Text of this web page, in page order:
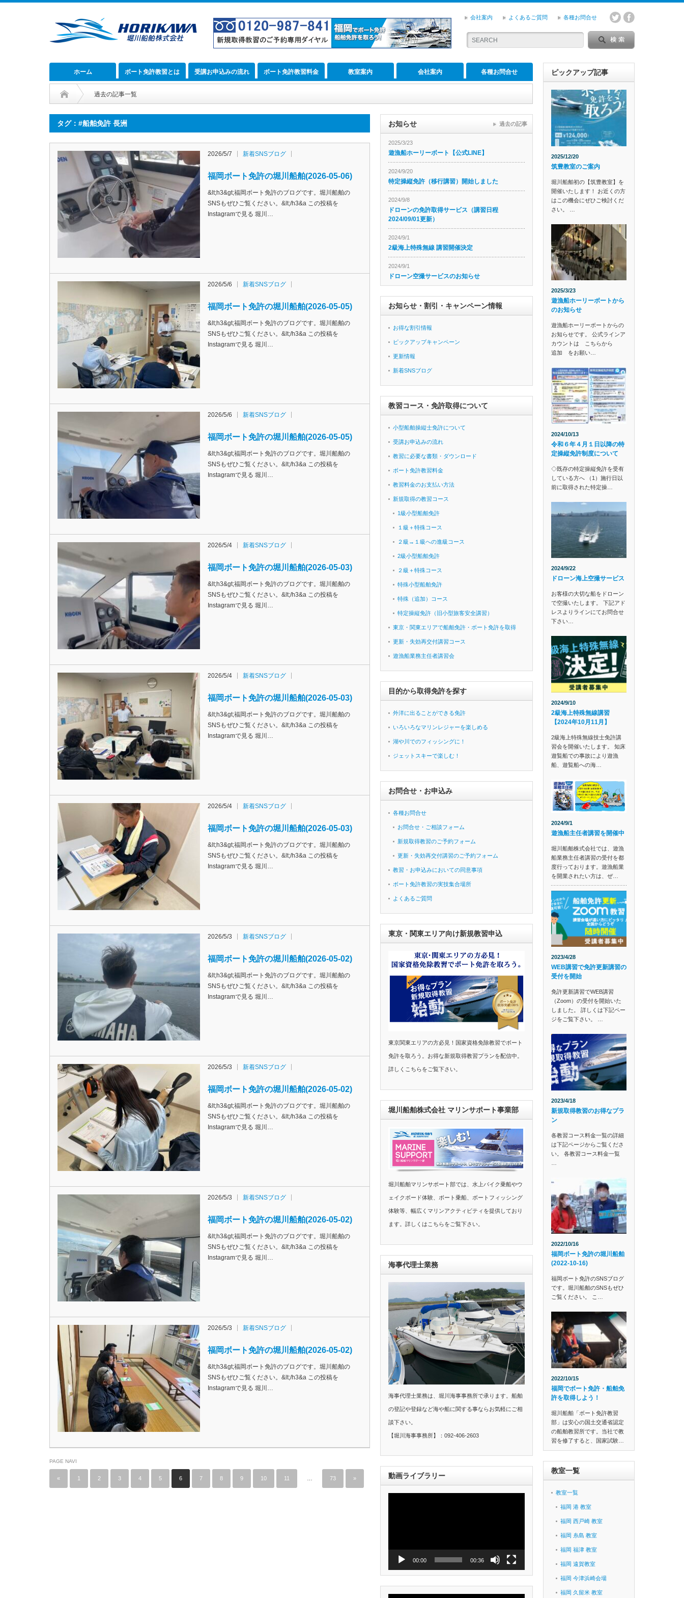
会社案内 よくあるご質問 各種お問合せ
ホーム ボート免許教習とは 受講お申込みの流れ ボート免許教習料金 教室案内 会社案内 各種お問合せ
過去の記事一覧
タグ：#船舶免許 長洲
2026/5/7 新着SNSブログ
福岡ボート免許の堀川船舶(2026-05-06)
&lt;h3&gt;福岡ボート免許のブログです。堀川船舶の
SNSもぜひご覧ください。&lt;/h3&a この投稿を
Instagramで見る 堀川…
2026/5/6 新着SNSブログ
福岡ボート免許の堀川船舶(2026-05-05)
&lt;h3&gt;福岡ボート免許のブログです。堀川船舶の
SNSもぜひご覧ください。&lt;/h3&a この投稿を
Instagramで見る 堀川…
2026/5/6 新着SNSブログ
福岡ボート免許の堀川船舶(2026-05-05)
&lt;h3&gt;福岡ボート免許のブログです。堀川船舶の
SNSもぜひご覧ください。&lt;/h3&a この投稿を
Instagramで見る 堀川…
2026/5/4 新着SNSブログ
福岡ボート免許の堀川船舶(2026-05-03)
&lt;h3&gt;福岡ボート免許のブログです。堀川船舶の
SNSもぜひご覧ください。&lt;/h3&a この投稿を
Instagramで見る 堀川…
2026/5/4 新着SNSブログ
福岡ボート免許の堀川船舶(2026-05-03)
&lt;h3&gt;福岡ボート免許のブログです。堀川船舶の
SNSもぜひご覧ください。&lt;/h3&a この投稿を
Instagramで見る 堀川…
2026/5/4 新着SNSブログ
福岡ボート免許の堀川船舶(2026-05-03)
&lt;h3&gt;福岡ボート免許のブログです。堀川船舶の
SNSもぜひご覧ください。&lt;/h3&a この投稿を
Instagramで見る 堀川…
2026/5/3 新着SNSブログ
福岡ボート免許の堀川船舶(2026-05-02)
&lt;h3&gt;福岡ボート免許のブログです。堀川船舶の
SNSもぜひご覧ください。&lt;/h3&a この投稿を
Instagramで見る 堀川…
2026/5/3 新着SNSブログ
福岡ボート免許の堀川船舶(2026-05-02)
&lt;h3&gt;福岡ボート免許のブログです。堀川船舶の
SNSもぜひご覧ください。&lt;/h3&a この投稿を
Instagramで見る 堀川…
2026/5/3 新着SNSブログ
福岡ボート免許の堀川船舶(2026-05-02)
&lt;h3&gt;福岡ボート免許のブログです。堀川船舶の
SNSもぜひご覧ください。&lt;/h3&a この投稿を
Instagramで見る 堀川…
2026/5/3 新着SNSブログ
福岡ボート免許の堀川船舶(2026-05-02)
&lt;h3&gt;福岡ボート免許のブログです。堀川船舶の
SNSもぜひご覧ください。&lt;/h3&a この投稿を
Instagramで見る 堀川…
PAGE NAVI
« 1 2 3 4 5 6 7 8 9 10 11 73 »
お知らせ
2025/3/23
遊漁船ホーリーボート【公式LINE】
2024/9/20
特定操縦免許（移行講習）開始しました
2024/9/8
ドローンの免許取得サービス（講習日程
2024/09/01更新）
2024/9/1
2級海上特殊無線 講習開催決定
2024/9/1
ドローン空撮サービスのお知らせ
過去の記事
お知らせ・割引・キャンペーン情報
お得な割引情報
ピックアップキャンペーン
更新情報
新着SNSブログ
教習コース・免許取得について
小型船舶操縦士免許について
受講お申込みの流れ
教習に必要な書類・ダウンロード
ボート免許教習料金
教習料金のお支払い方法
新規取得の教習コース
1級小型船舶免許
１級＋特殊コース
２級→１級への進級コース
2級小型船舶免許
２級＋特殊コース
特殊小型船舶免許
特殊（追加）コース
特定操縦免許（旧小型旅客安全講習）
東京・関東エリアで船舶免許・ボート免許を取得
更新・失効再交付講習コース
遊漁船業務主任者講習会
目的から取得免許を探す
外洋に出ることができる免許
いろいろなマリンレジャーを楽しめる
湖や川でのフィッシングに！
ジェットスキーで楽しむ！
お問合せ・お申込み
各種お問合せ
お問合せ・ご相談フォーム
新規取得教習のご予約フォーム
更新・失効再交付講習のご予約フォーム
教習・お申込みにおいての同意事項
ボート免許教習の実技集合場所
よくあるご質問
東京・関東エリア向け新規教習申込
東京関東エリアの方必見！国家資格免除教習でボート
免許を取ろう。お得な新規取得教習プランを配信中。
詳しくこちらをご覧下さい。
堀川船舶株式会社 マリンサポート事業部
堀川船舶マリンサポート部では、水上バイク乗船やウ
ェイクボード体験、ボート乗船、ボートフィッシング
体験等、幅広くマリンアクティビティを提供しており
ます。詳しくはこちらをご覧下さい。
海事代理士業務
海事代理士業務は、堀川海事事務所で承ります。船舶
の登記や登録など海や船に関する事ならお気軽にご相
談下さい。
【堀川海事事務所】：092-406-2603
動画ライブラリー
00:00 00:36
ピックアップ記事
2025/12/20
筑豊教室のご案内
堀川船舶初の【筑豊教室】を
開催いたします！ お近くの方
はこの機会にぜひご検討くだ
さい。 …
2025/3/23
遊漁船ホーリーボートから
のお知らせ
遊漁船ホーリーボートからの
お知らせです。 公式ラインア
カウントは こちらから
追加 をお願い…
2024/10/13
令和６年４月１日以降の特
定操縦免許制度について
◇既存の特定操縦免許を受有
している方へ （1）施行日以
前に取得された特定操…
2024/9/22
ドローン海上空撮サービス
お客様の大切な船をドローン
で空撮いたします。 下記アド
レスよりラインにてお問合せ
下さい…
2024/9/10
2級海上特殊無線講習
【2024年10月11月】
2級海上特殊無線技士免許講
習会を開催いたします。 知床
遊覧船での事故により遊漁
船、遊覧船への海…
2024/9/1
遊漁船主任者講習を開催中
堀川船舶株式会社では、遊漁
船業務主任者講習の受付を都
度行っております。遊漁船業
を開業されたい方は、ぜ…
2023/4/28
WEB講習で免許更新講習の
受付を開始
免許更新講習でWEB講習
（Zoom）の受付を開始いた
しました。 詳しくは下記ペー
ジをご覧下さい。 …
2023/4/18
新規取得教習のお得なプラ
ン
各教習コース料金一覧の詳細
は下記ページからご覧くださ
い。 各教習コース料金一覧
2022/10/16
福岡ボート免許の堀川船舶
(2022-10-16)
福岡ボート免許のSNSブログ
です。堀川船舶のSNSもぜひ
ご覧ください。 こ…
2022/10/15
福岡でボート免許・船舶免
許を取得しよう！
堀川船舶「ボート免許教習
部」は安心の国土交通省認定
の船舶教習所です。当社で教
習を修了すると、国家試験…
教室一覧
教室一覧
福岡 港 教室
福岡 西戸崎 教室
福岡 糸島 教室
福岡 福津 教室
福岡 遠賀教室
福岡 今津浜崎会場
福岡 久留米 教室